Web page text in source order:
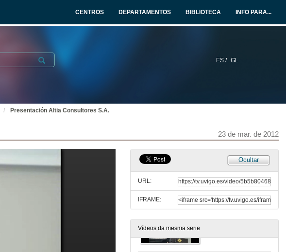
CENTROS DEPARTAMENTOS BIBLIOTECA INFO PARA...
ES / GL
Submit
Presentación Altia Consultores S.A.
23 de mar. de 2012
Ocultar
URL:
IFRAME:
Vídeos da mesma serie
22 de mar. de 2012
22 de mar. de 2012